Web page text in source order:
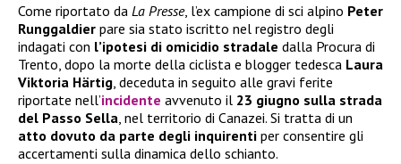
Come riportato da La Presse, l’ex campione di sci alpino Peter
Runggaldier pare sia stato iscritto nel registro degli
indagati con l’ipotesi di omicidio stradale dalla Procura di
Trento, dopo la morte della ciclista e blogger tedesca Laura
Viktoria Härtig , deceduta in seguito alle gravi ferite
riportate nell’incidente avvenuto il 23 giugno sulla strada
del Passo Sella , nel territorio di Canazei. Si tratta di un
atto dovuto da parte degli inquirenti per consentire gli
accertamenti sulla dinamica dello schianto.